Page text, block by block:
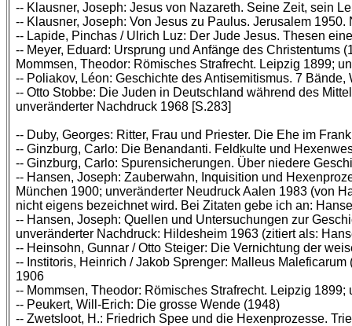
-- Klausner, Joseph: Jesus von Nazareth. Seine Zeit, sein
-- Klausner, Joseph: Von Jesus zu Paulus. Jerusalem
-- Lapide, Pinchas / Ulrich Luz: Der Jude Jesus. Thesen
-- Meyer, Eduard: Ursprung und Anfänge des Christentums
Mommsen, Theodor: Römisches Strafrecht. Leipzig 1899;
-- Poliakov, Léon: Geschichte des Antisemitismus. 7 Bände,
-- Otto Stobbe: Die Juden in Deutschland während des
unveränderter Nachdruck 1968 [S.283]
-- Duby, Georges: Ritter, Frau und Priester. Die Ehe im
-- Ginzburg, Carlo: Die Benandanti. Feldkulte und
-- Ginzburg, Carlo: Spurensicherungen. Über niedere
-- Hansen, Joseph: Zauberwahn, Inquisition und
München 1900; unveränderter Neudruck Aalen 1983 (von
nicht eigens bezeichnet wird. Bei Zitaten gebe ich an:
-- Hansen, Joseph: Quellen und Untersuchungen zur
unveränderter Nachdruck: Hildesheim 1963 (zitiert als:
-- Heinsohn, Gunnar / Otto Steiger: Die Vernichtung der
-- Institoris, Heinrich / Jakob Sprenger: Malleus
1906
-- Mommsen, Theodor: Römisches Strafrecht. Leipzig
-- Peukert, Will-Erich: Die grosse Wende (1948)
-- Zwetsloot, H.: Friedrich Spee und die Hexenprozesse.